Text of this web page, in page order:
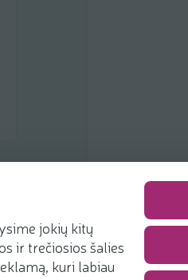
jokių kitų
ir trečiosios šalies
kuri labiauPakavimo